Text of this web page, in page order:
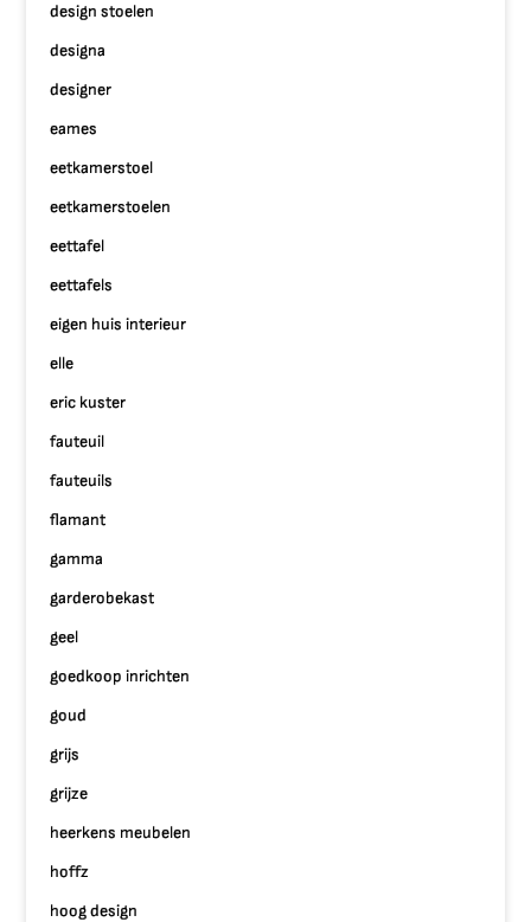
design stoelen
designa
designer
eames
eetkamerstoel
eetkamerstoelen
eettafel
eettafels
eigen huis interieur
elle
eric kuster
fauteuil
fauteuils
flamant
gamma
garderobekast
geel
goedkoop inrichten
goud
grijs
grijze
heerkens meubelen
hoffz
hoog design